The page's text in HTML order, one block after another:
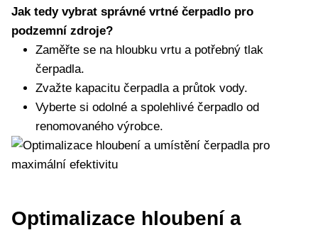
Jak tedy vybrat správné vrtné čerpadlo pro
podzemní zdroje?
Zaměřte se na hloubku vrtu a potřebný tlak
čerpadla.
Zvažte kapacitu čerpadla a průtok vody.
Vyberte si odolné a spolehlivé čerpadlo od
renomovaného výrobce.
Optimalizace hloubení a